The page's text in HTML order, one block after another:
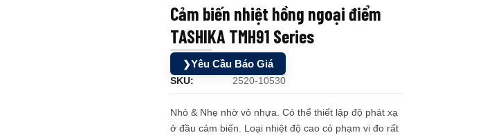
Cảm biến nhiệt hồng ngoại điểm
TASHIKA TMH91 Series
❯Yêu Cầu Báo Giá
SKU: 2520-10530
Nhỏ & Nhẹ nhờ vỏ nhựa. Có thể thiết lập độ phát xạ
ở đầu cảm biến. Loại nhiệt độ cao có phạm vi đo rất